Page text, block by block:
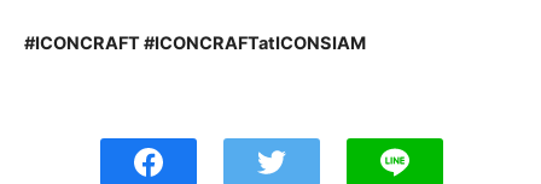
#ICONCRAFT #ICONCRAFTatICONSIAM